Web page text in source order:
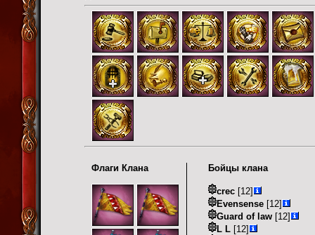
Флаги Клана Бойцы клана
crec [12]
Evensense [12]
Guard of law [12]
L L [12]